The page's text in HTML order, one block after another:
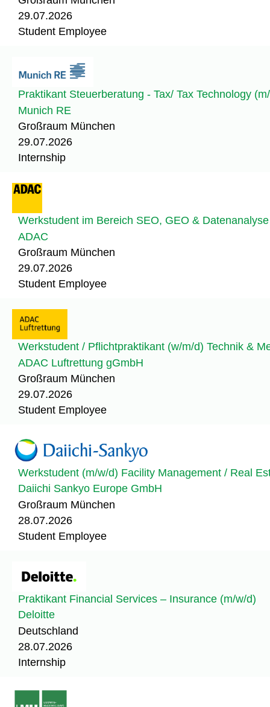
29.07.2026
Student Employee
Praktikant Steuerberatung - Tax/ Tax Technology
Munich RE
Großraum München
29.07.2026
Internship
Werkstudent im Bereich SEO, GEO &
ADAC
Großraum München
29.07.2026
Student Employee
Werkstudent / Pflichtpraktikant (w/m/d) Technik &
ADAC Luftrettung gGmbH
Großraum München
29.07.2026
Student Employee
Werkstudent (m/w/d) Facility Management / Real
Daiichi Sankyo Europe GmbH
Großraum München
28.07.2026
Student Employee
Praktikant Financial Services – Insurance (m/w/d)
Deloitte
Deutschland
28.07.2026
Internship